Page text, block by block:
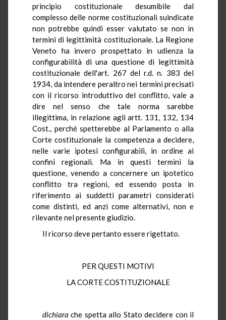
principio costituzionale desumibile dal
complesso delle norme costituzionali suindicate
non potrebbe quindi esser valutato se non in
termini di legittimità costituzionale. La Regione
Veneto ha invero prospettato in udienza la
configurabilità di una questione di legittimità
costituzionale dell'art. 267 del r.d. n. 383 del
1934, da intendere peraltro nei termini precisati
con il ricorso introduttivo del conflitto, vale a
dire nel senso che tale norma sarebbe
illegittima, in relazione agli artt. 131, 132, 134
Cost., perché spetterebbe al Parlamento o alla
Corte costituzionale la competenza a decidere,
nelle varie ipotesi configurabili, in ordine ai
confini regionali. Ma in questi termini la
questione, venendo a concernere un ipotetico
conflitto tra regioni, ed essendo posta in
riferimento ai suddetti parametri considerati
come distinti, ed anzi come alternativi, non e
rilevante nel presente giudizio.
Il ricorso deve pertanto essere rigettato.
PER QUESTI MOTIVI
LA CORTE COSTITUZIONALE
dichiara che spetta allo Stato decidere con il